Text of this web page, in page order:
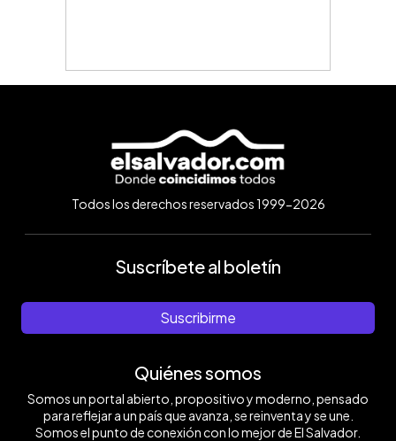
Todos los derechos reservados 1999-2026
Suscríbete al boletín
Suscribirme
Quiénes somos
Somos un portal abierto, propositivo y moderno, pensado
para reflejar a un país que avanza, se reinventa y se une.
Somos el punto de conexión con lo mejor de El Salvador.